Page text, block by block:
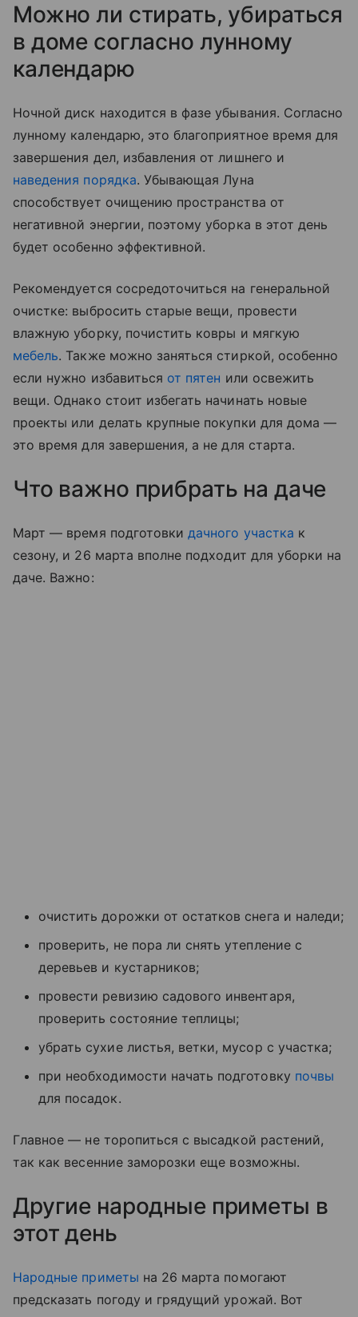
Можно ли стирать, убираться
в доме согласно лунному
календарю
Ночной диск находится в фазе убывания. Согласно
лунному календарю, это благоприятное время для
завершения дел, избавления от лишнего и
наведения порядка. Убывающая Луна
способствует очищению пространства от
негативной энергии, поэтому уборка в этот день
будет особенно эффективной.
Рекомендуется сосредоточиться на генеральной
очистке: выбросить старые вещи, провести
влажную уборку, почистить ковры и мягкую
мебель. Также можно заняться стиркой, особенно
если нужно избавиться от пятен или освежить
вещи. Однако стоит избегать начинать новые
проекты или делать крупные покупки для дома —
это время для завершения, а не для старта.
Что важно прибрать на даче
Март — время подготовкидачного участка к
сезону, и 26 марта вполне подходит для уборки на
даче. Важно:
очистить дорожки от остатков снега и наледи;
проверить, не пора ли снять утепление с
деревьев и кустарников;
провести ревизию садового инвентаря,
проверить состояние теплицы;
убрать сухие листья, ветки, мусор с участка;
при необходимости начать подготовку почвы
для посадок.
Главное — не торопиться с высадкой растений,
так как весенние заморозки еще возможны.
Другие народные приметы в
этот день
Народные приметы на 26 марта помогают
предсказать погоду и грядущий урожай. Вот